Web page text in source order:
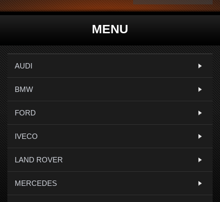
MENU
AUDI
BMW
FORD
IVECO
LAND ROVER
MERCEDES